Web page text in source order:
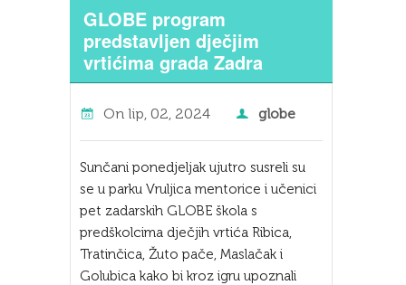
GLOBE program
predstavljen dječjim
vrtićima grada Zadra
On lip, 02, 2024 globe
Sunčani ponedjeljak ujutro susreli su
se u parku Vruljica mentorice i učenici
pet zadarskih GLOBE škola s
predškolcima dječjih vrtića Ribica,
Tratinčica, Žuto pače, Maslačak i
Golubica kako bi kroz igru upoznali